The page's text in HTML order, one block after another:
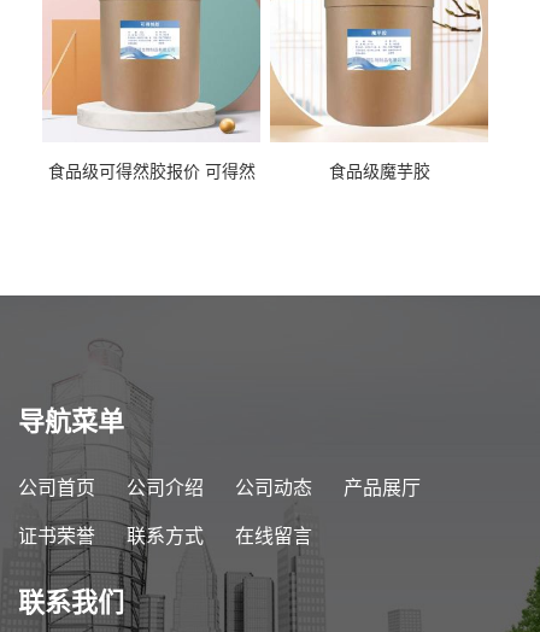
食品级可得然胶报价 可得然
食品级魔芋胶
导航菜单
公司首页 公司介绍 公司动态 产品展厅
证书荣誉 联系方式 在线留言
联系我们